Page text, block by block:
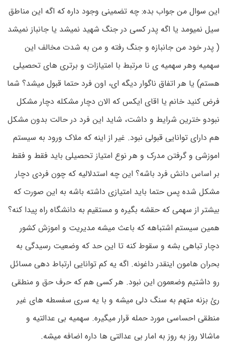
این سوال من جواب بده: چه تضمینی وجود داره که اگه این مناطق
سیل نمیومد یا اگه پدر کسی در جنگ شهید نمیشد یا جانباز نمیشد
( پدر خود من جانبازه و جنگ رفته و من به شدت مخالف این
سهمیه وهر سهمیه ی نا مرتبط با امتیازات و برتری های تحصیلی
هستم) یا هر اتفاق ناگوار دیگه ای، اون فرد حتما قبول میشد؟ شما
فرض کنید خانم یا اقای ایکس که الان دچار مشکله دچار مشکل
نبودو خترین شرایط و داشت، شاید این فرد در حالت بدون مشکل
هم دارای توانایی قبولی نبود. غیر از اینه که ملاک ورود به سیستم
اموزشی و گرفتن مدرک و هر نوع امتیاز تحصیلی باید فقط و فقط
بر اساس دانش فرد باشه؟ این چه استدلالیه که چون فردی دچار
مشکل شده پس حتما باید امتیازی داشته باشه به این صورت که
بیشتر از سهمی که حقشه بگیره و مستقیم به دانشگاه راه پیدا کنه؟
همین سیستم اشتباهه که باعث میشه مدیریت و اموزش کشور
دچار تباهی بشه و سقوط کنه تا این حد که وضعیت رسیدگی به
بحران هامون اینقدر داغونه. اگه یه کم توانایی ارتباط دهی مسائل
رو داشتیم وضعمون این نبود. هر کسی هم که حرف حق و منطقی
رئ بزنه متهم به سنگ دلی میشه و با یه سری سفسطه های غیر
منطقی احساسی مورد حمله قرار میگیره. سهمیه بی عدالتیه و
ماشالا روز به روز به امار بی عدالتی ها داره اضافه میشه.